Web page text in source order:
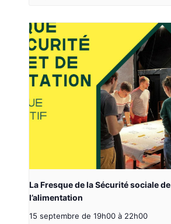
La Fresque de la Sécurité sociale de
l’alimentation
15 septembre de 19h00 à 22h00